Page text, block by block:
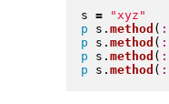
s = "xyz "
p s . method (
p s . method (
p s . method (
p s . method (